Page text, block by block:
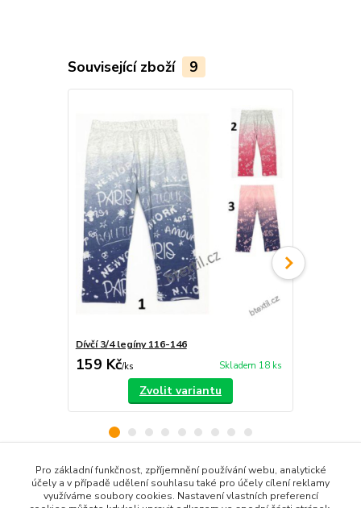
Související zboží 9
Dívčí 3/4 legíny 116-146
159 Kč/ks Skladem 18 ks
Zvolit variantu
Zboží zařazeno v kategoriích
Pro základní funkčnost, zpříjemnění používání webu, analytické
účely a v případě udělení souhlasu také pro účely cílení reklamy
využíváme soubory cookies. Nastavení vlastních preferencí